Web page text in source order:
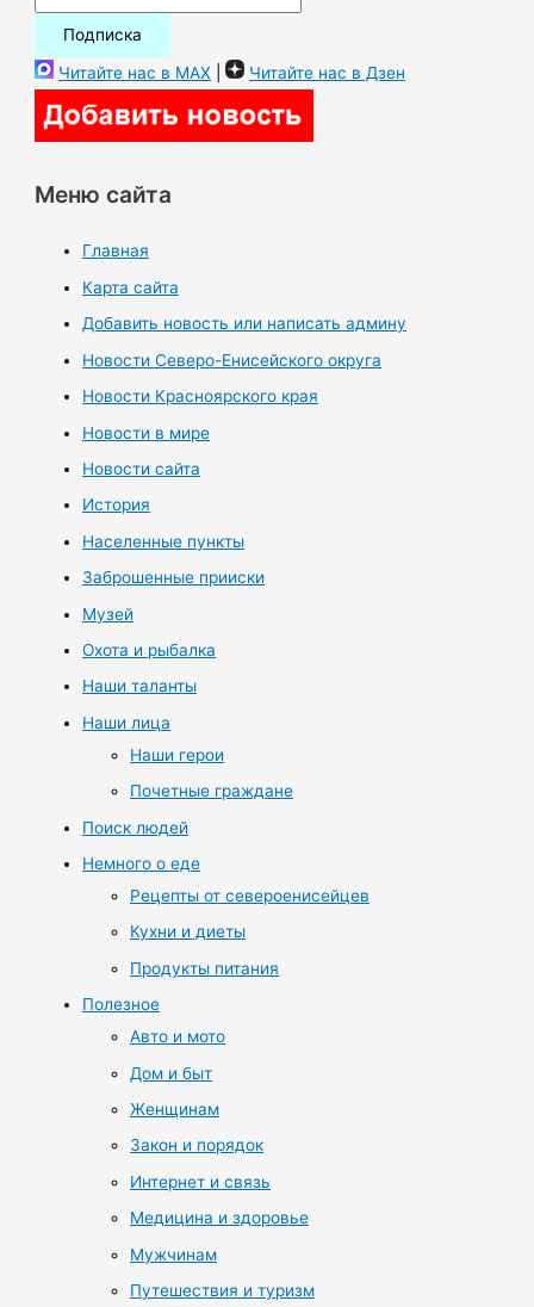
Читайте нас в MAX | Читайте нас в Дзен
Меню сайта
Главная
Карта сайта
Добавить новость или написать админу
Новости Северо-Енисейского округа
Новости Красноярского края
Новости в мире
Новости сайта
История
Населенные пункты
Заброшенные прииски
Музей
Охота и рыбалка
Наши таланты
Наши лица
Наши герои
Почетные граждане
Поиск людей
Немного о еде
Рецепты от североенисейцев
Кухни и диеты
Продукты питания
Полезное
Авто и мото
Дом и быт
Женщинам
Закон и порядок
Интернет и связь
Медицина и здоровье
Мужчинам
Путешествия и туризм